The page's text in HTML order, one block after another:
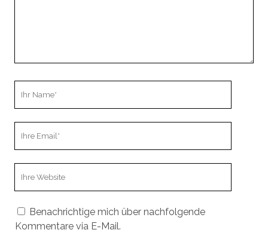
Benachrichtige mich über nachfolgende
Kommentare via E-Mail.